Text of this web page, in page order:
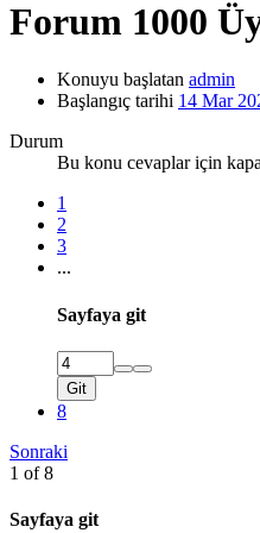
Forum 1000
Konuyu başlatan admin
Başlangıç tarihi 14 Mar
Durum
Bu konu cevaplar için
1
2
3
...
Sayfaya git
Git
8
Sonraki
1 of 8
Sayfaya git